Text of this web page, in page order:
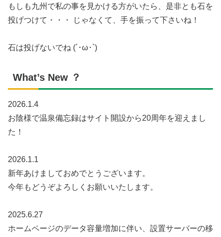
もしも九州で私の事を見かける方がいたら、是非とも石を
投げつけて・・・ じゃなくて、手を振って下さいね！
石は投げないでね (´･ω･`)
What’s New ？
2026.1.4
お陰様で温泉備忘録はサイト開設から20周年を迎えまし
た！
2026.1.1
新年あけましておめでとうございます。
今年もどうぞよろしくお願いいたします。
2025.6.27
ホームページのデータ容量増加に伴い、設置サーバーの移